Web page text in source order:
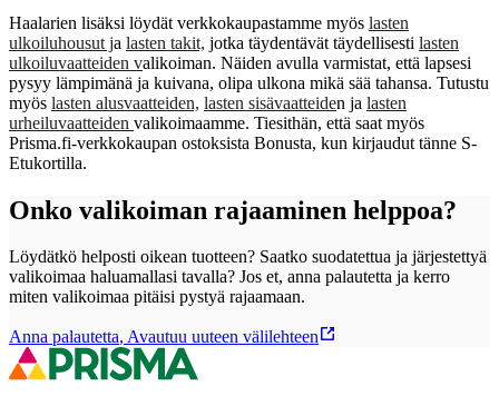
Haalarien lisäksi löydät verkkokaupastamme myös lasten
ulkoiluhousut ja lasten takit, jotka täydentävät täydellisesti lasten
ulkoiluvaatteiden valikoiman. Näiden avulla varmistat, että lapsesi
pysyy lämpimänä ja kuivana, olipa ulkona mikä sää tahansa. Tutustu
myös lasten alusvaatteiden, lasten sisävaatteiden ja lasten
urheiluvaatteiden valikoimaamme. Tiesithän, että saat myös
Prisma.fi-verkkokaupan ostoksista Bonusta, kun kirjaudut tänne S-
Etukortilla.
Onko valikoiman rajaaminen helppoa?
Löydätkö helposti oikean tuotteen? Saatko suodatettua ja järjestettyä
valikoimaa haluamallasi tavalla? Jos et, anna palautetta ja kerro
miten valikoimaa pitäisi pystyä rajaamaan.
Anna palautetta, Avautuu uuteen välilehteen